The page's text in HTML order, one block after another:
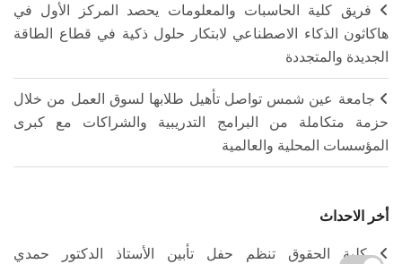
فريق كلية الحاسبات والمعلومات يحصد المركز الأول في
هاكاثون الذكاء الاصطناعي لابتكار حلول ذكية في قطاع الطاقة
الجديدة والمتجددة
جامعة عين شمس تواصل تأهيل طلابها لسوق العمل من خلال
حزمة متكاملة من البرامج التدريبية والشراكات مع كبرى
المؤسسات المحلية والعالمية
أخر الاحداث
كلية الحقوق تنظم حفل تأبين الأستاذ الدكتور حمدي